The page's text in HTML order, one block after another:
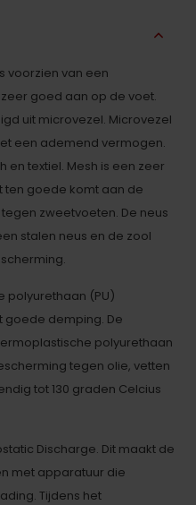
voorzien van een
goed aan op de voet.
uit microvezel. Microvezel
een ademend vermogen.
en textiel. Mesh is een zeer
ten goede komt aan de
zweetvoeten. De neus
stalen neus en de zool
polyurethaan (PU)
goede demping. De
polyurethaan
tegen olie, vetten
tot 130 graden Celcius
Discharge. Dit maakt de
met apparatuur die
Tijdens het